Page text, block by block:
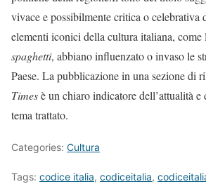
vivace e possibilmente critica o celebrativa
elementi iconici della cultura italiana, come
spaghetti, abbiano influenzato o invaso le
Paese. La pubblicazione in una sezione di
Timesè un chiaro indicatore dell’attualità e
tema trattato.
Categories: Cultura
Tags: codice italia, codiceitalia,